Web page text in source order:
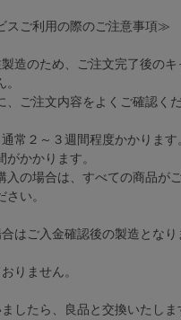
スご利用の際のご注意事項≫
造のため、ご注文完了後の
ご注文内容をよくご確認くだ
常２～３週間程度かかりま
かかります。
入の場合は、すべての商品が
い。
はご入金確認後の製造となり
りません。
したら、良品と交換いたし